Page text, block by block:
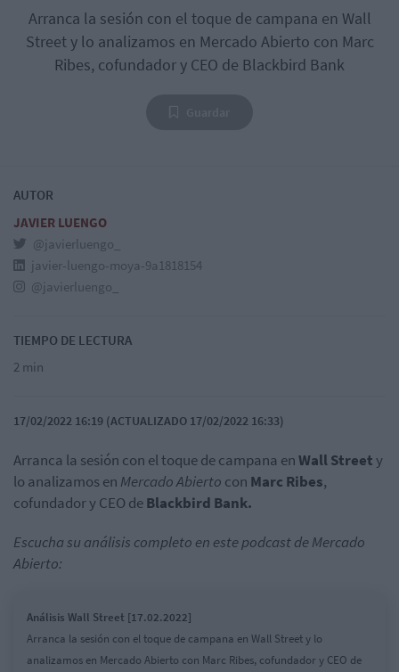
Arranca la sesión con el toque de campana en Wall
Street y lo analizamos en Mercado Abierto con Marc
Ribes, cofundador y CEO de Blackbird Bank
AUTOR
JAVIER LUENGO
@javierluengo_
javier-luengo-moya-9a1818154
@javierluengo_
TIEMPO DE LECTURA
2 min
17/02/2022 16:19 (ACTUALIZADO 17/02/2022 16:33)
Arranca la sesión con el toque de campana enWall Streety
lo analizamos en Mercado Abierto con Marc Ribes,
cofundador y CEO deBlackbird Bank.
Escucha su análisis completo en este podcast de Mercado
Abierto:
Análisis Wall Street [17.02.2022]
Arranca la sesión con el toque de campana en Wall Street y lo
analizamos en Mercado Abierto con Marc Ribes, cofundador y CEO de